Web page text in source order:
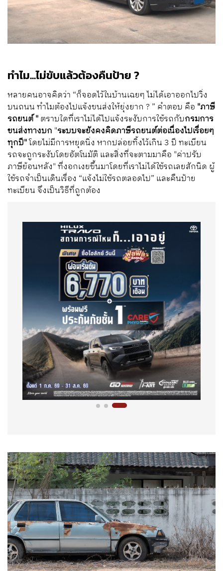
ทำไม...ไม่ขับแล้วต้องคืนป้าย ?
หลายคนอาจคิดว่า “ก็จอดไว้ในบ้านเฉยๆ ไม่ได้เอาออกไปวิ่ง
บนถนน ทำไมต้องไปแจ้งขนส่งให้ยุ่งยาก ? ” คำตอบ คือ "ภาษี
รถยนต์ "ตราบใดที่เราไม่ได้ไปแจ้งระงับการใช้รถกับกรมการ
ขนส่งทางบก "ระบบจะยังคงคิดภาษีรถยนต์ต่อเนื่องไปเรื่อยๆ
ทุกปี"โดยไม่มีการหยุดนิ่ง หากปล่อยทิ้งไว้เกิน 3 ปี ทะเบียน
รถจะถูกระงับโดยอัตโนมัติ และสิ่งที่จะตามมาคือ "ค่าปรับ
ภาษีย้อนหลัง" ที่งอกเงยขึ้นมาโดยที่เราไม่ได้ใช้รถเลยสักนิด ผู้
ใช้รถจำเป็นเดินเรื่อง “แจ้งไม่ใช้รถตลอดไป” และคืนป้าย
ทะเบียน จึงเป็นวิธีที่ถูกต้อง